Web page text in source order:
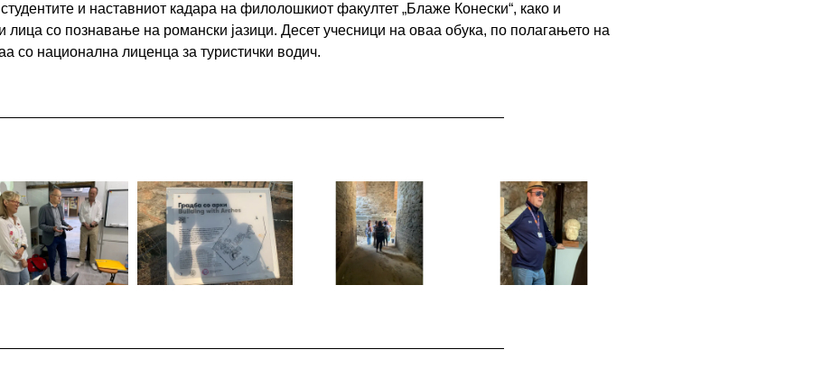
и наставниот кадара на филолошкиот факултет „Блаже Конески“, како и
со познавање на романски јазици. Десет учесници на оваа обука, по полагањето на
со национална лиценца за туристички водич.